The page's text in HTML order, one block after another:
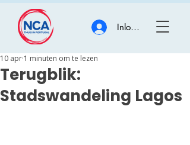
Inloggen
Terugblik:
Stadswandeling Lagos
10 apr 1 minuten om te lezen